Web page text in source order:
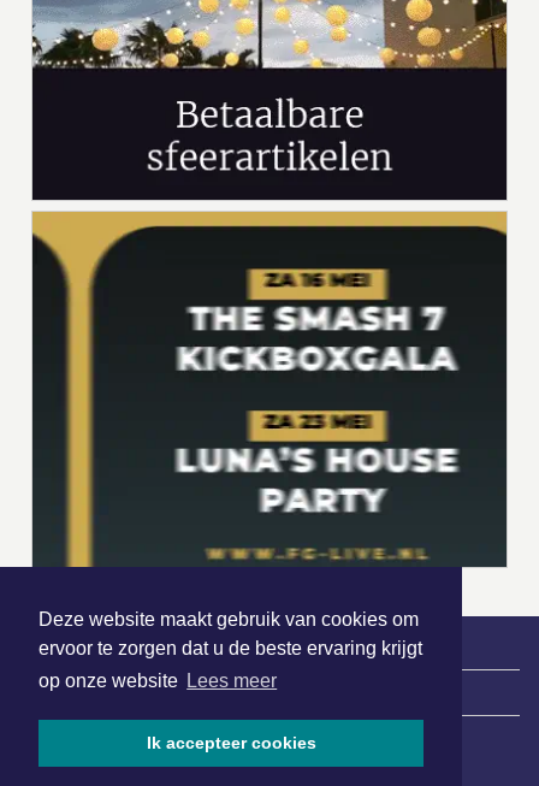
Deze website maakt gebruik van cookies om
ervoor te zorgen dat u de beste ervaring krijgt
op onze website Lees meer
Ik accepteer cookies
| Nieuws | Sport | Evenementen